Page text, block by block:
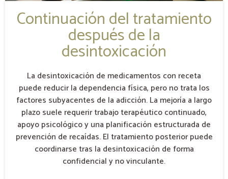
Continuación del tratamiento
después de la
desintoxicación
La desintoxicación de medicamentos con receta
puede reducir la dependencia física, pero no trata los
factores subyacentes de la adicción. La mejoría a largo
plazo suele requerir trabajo terapéutico continuado,
apoyo psicológico y una planificación estructurada de
prevención de recaídas. El tratamiento posterior puede
coordinarse tras la desintoxicación de forma
confidencial y no vinculante.